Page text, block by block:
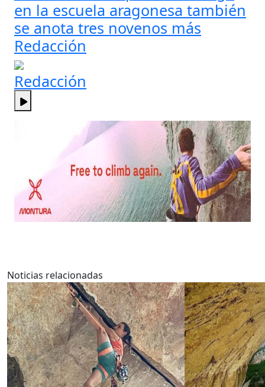
en la escuela aragonesa también
se anota tres novenos más
Redacción
Redacción
Noticias relacionadas